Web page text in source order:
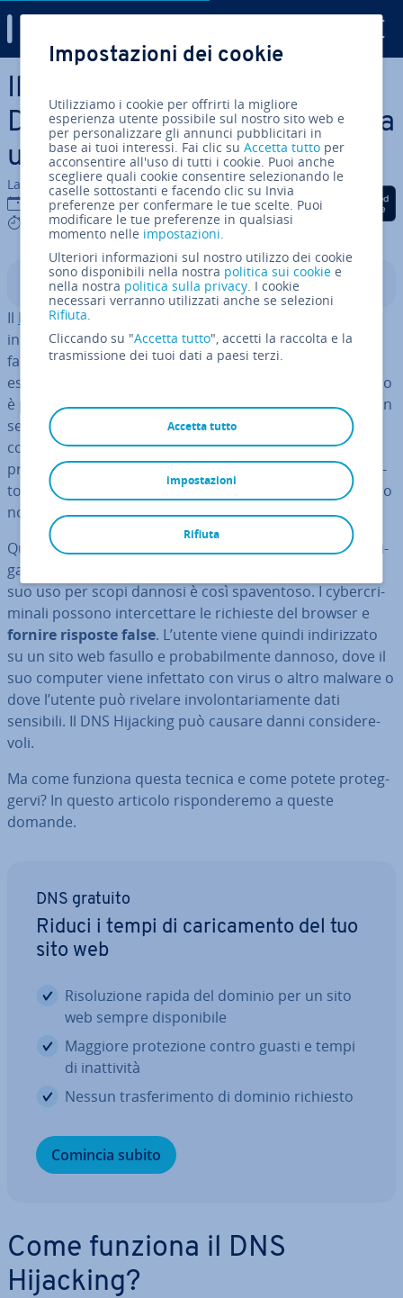
Vai al contenuto prin­ci­pa­le
Il DNS Hijacking: quando il
Domain Name System diventa
un pericolo
La redazione di IONOS
20 dic 2019
8 mins
Condividi via Facebook
Condividi via Twitter
Condividi via
Indice
Il Domain Name System (DNS)
inserire nel browser di­ret­ta­men­te gli indirizzi web, più
facili da ricordare rispetto agli indirizzi IP numerici, per
essere rein­di­riz­za­ti subito al sito cor­ri­spon­den­te. Questo
è possibile grazie all’invio diretto della richiesta DNS a un
server DNS, che risponde con l’indirizzo IP corretto. La
co­sid­det­tari­so­lu­zio­ne dei nomifunziona in linea di
principio come un elenco te­le­fo­ni­co com­ple­ta­men­te au­
to­ma­tiz­za­to: ogni numero cor­ri­spon­de a un de­ter­mi­na­to
nome.
Questo sistema è estre­ma­men­te im­por­tan­te per la na­vi­
ga­zio­ne quo­ti­dia­na nel World Wide Web, per questo il
suo uso per scopi dannosi è così spa­ven­to­so. I cy­ber­cri­
mi­na­li possono in­ter­cet­ta­re le richieste del browser e
fornire risposte false. L’utente viene quindi in­di­riz­za­to
su un sito web fasullo e pro­ba­bil­men­te dannoso, dove il
suo computer viene infettato con virus o altro malware o
dove l’utente può rivelare in­vo­lon­ta­ria­men­te dati
sensibili. Il DNS Hijacking può causare danni con­si­de­re­
vo­li.
Ma come funziona questa tecnica e come potete pro­teg­
ger­vi? In questo articolo ri­spon­de­re­mo a queste
domande.
DNS gratuito
Riduci i tempi di ca­ri­ca­men­to del tuo
sito web
Ri­so­lu­zio­ne rapida del dominio per un sito
web sempre di­spo­ni­bi­le
Maggiore pro­te­zio­ne contro guasti e tempi
di inat­ti­vi­tà
Nessun tra­sfe­ri­men­to di dominio richiesto
Comincia subito
Come funziona il DNS
Hijacking?
Impostazioni dei cookie
Utilizziamo i cookie per offrirti la migliore
esperienza utente possibile sul nostro sito web e
per personalizzare gli annunci pubblicitari in
base ai tuoi interessi. Fai clic suAccetta tutto per
acconsentire all'uso di tutti i cookie. Puoi anche
scegliere quali cookie consentire selezionando le
caselle sottostanti e facendo clic su Invia
preferenze per confermare le tue scelte. Puoi
modificare le tue preferenze in qualsiasi
momento nelle impostazioni.
Ulteriori informazioni sul nostro utilizzo dei cookie
sono disponibili nella nostra politica sui cookie e
nella nostra politica sulla privacy. I cookie
necessari verranno utilizzati anche se selezioni
Rifiuta.
Cliccando su "Accetta tutto", accetti la raccolta e la
trasmissione dei tuoi dati a paesi terzi.
Accetta tutto
Rifiuta
impostazioni